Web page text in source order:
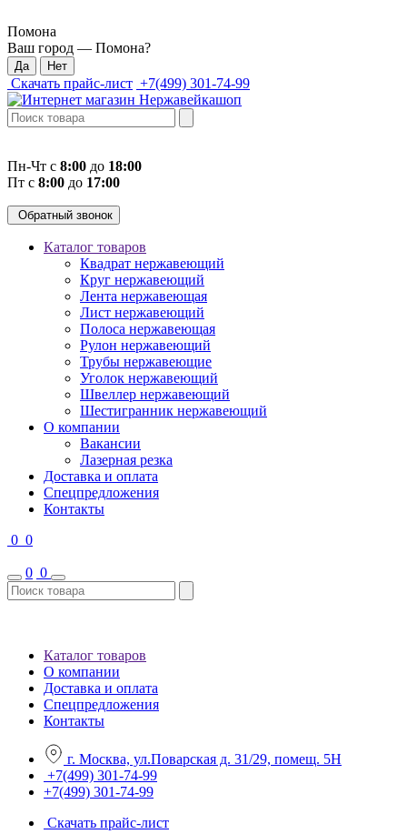
Помона
Ваш город — Помона?
Скачать прайс-лист +7(499) 301-74-99
Пн-Чт с 8:00 до 18:00
Пт с 8:00 до 17:00
Обратный звонок
Каталог товаров
Квадрат нержавеющий
Круг нержавеющий
Лента нержавеющая
Лист нержавеющий
Полоса нержавеющая
Рулон нержавеющий
Трубы нержавеющие
Уголок нержавеющий
Швеллер нержавеющий
Шестигранник нержавеющий
О компании
Вакансии
Лазерная резка
Доставка и оплата
Спецпредложения
Контакты
0 0
0 0
Каталог товаров
О компании
Доставка и оплата
Спецпредложения
Контакты
г. Москва, ул.Поварская д. 31/29, помещ. 5Н
+7(499) 301-74-99
+7(499) 301-74-99
Скачать прайс-лист